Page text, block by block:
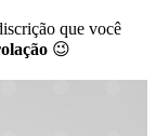
que você
😉